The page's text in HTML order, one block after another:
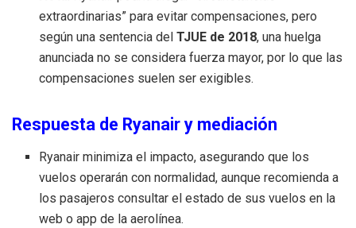
extraordinarias” para evitar compensaciones, pero
según una sentencia delTJUE de 2018, una huelga
anunciada no se considera fuerza mayor, por lo que las
compensaciones suelen ser exigibles.
Respuesta de Ryanair y mediación
Ryanair minimiza el impacto, asegurando que los
vuelos operarán con normalidad, aunque recomienda a
los pasajeros consultar el estado de sus vuelos en la
web o app de la aerolínea.